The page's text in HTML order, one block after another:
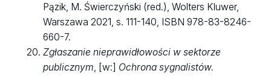
Pązik, M. Świerczyński (red.), Wolters Kluwer,
Warszawa 2021, s. 111-140, ISBN 978-83-8246-
660-7.
Zgłaszanie nieprawidłowości w sektorze
publicznym, [w:] Ochrona sygnalistów.